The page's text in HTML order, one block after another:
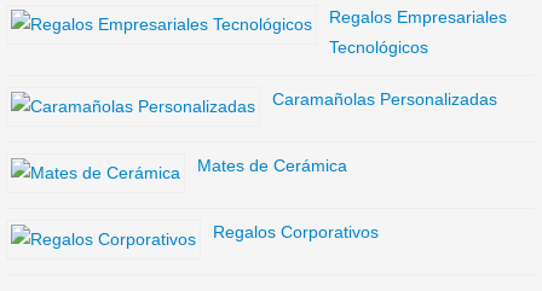
Regalos Empresariales
Tecnológicos
Caramañolas Personalizadas
Mates de Cerámica
Regalos Corporativos